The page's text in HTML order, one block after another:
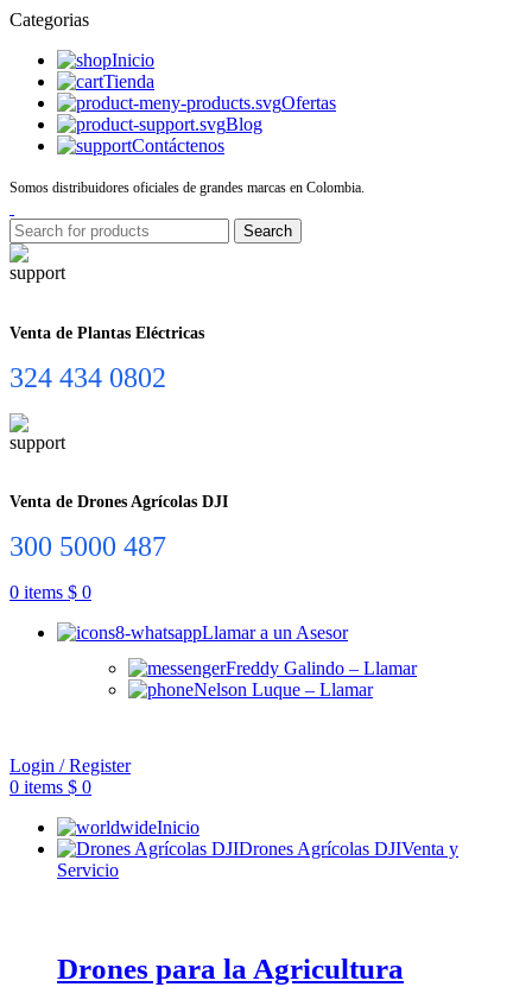
Categorias
Inicio
Tienda
Ofertas
Blog
Contáctenos
Somos distribuidores oficiales de grandes marcas en Colombia.
Search
Venta de Plantas Eléctricas
324 434 0802
Venta de Drones Agrícolas DJI
300 5000 487
0 items $ 0
Llamar a un Asesor
Freddy Galindo – Llamar
Nelson Luque – Llamar
Login / Register
0 items $ 0
Inicio
Drones Agrícolas DJIVenta y
Servicio
Drones para la Agricultura